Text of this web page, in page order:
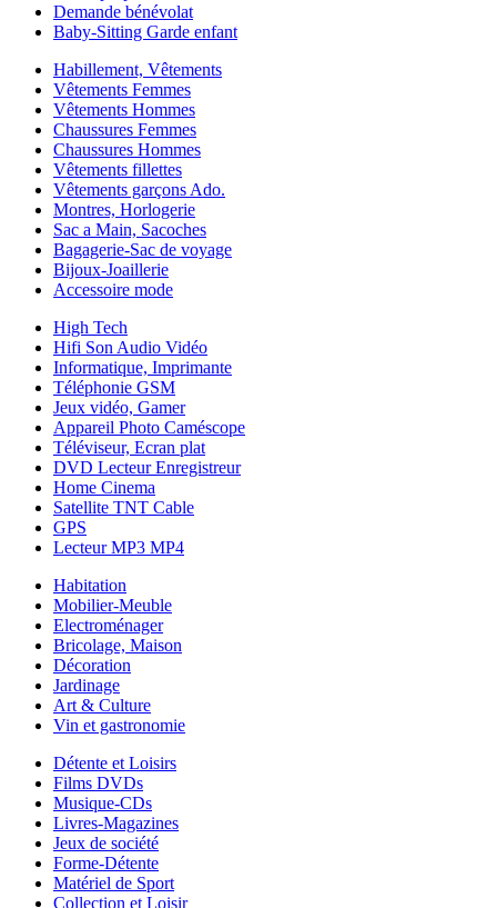
Demande bénévolat
Baby-Sitting Garde enfant
Habillement, Vêtements
Vêtements Femmes
Vêtements Hommes
Chaussures Femmes
Chaussures Hommes
Vêtements fillettes
Vêtements garçons Ado.
Montres, Horlogerie
Sac a Main, Sacoches
Bagagerie-Sac de voyage
Bijoux-Joaillerie
Accessoire mode
High Tech
Hifi Son Audio Vidéo
Informatique, Imprimante
Téléphonie GSM
Jeux vidéo, Gamer
Appareil Photo Caméscope
Téléviseur, Ecran plat
DVD Lecteur Enregistreur
Home Cinema
Satellite TNT Cable
GPS
Lecteur MP3 MP4
Habitation
Mobilier-Meuble
Electroménager
Bricolage, Maison
Décoration
Jardinage
Art & Culture
Vin et gastronomie
Détente et Loisirs
Films DVDs
Musique-CDs
Livres-Magazines
Jeux de société
Forme-Détente
Matériel de Sport
Collection et Loisir